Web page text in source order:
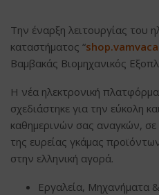
Την έναρξη λειτουργίας του
καταστήματος “
Βαμβακάς Βιομηχανικός
Η νέα ηλεκτρονική
σχεδιάστηκε για την εύκολη
καθημερινών σας αναγκών, σε
της ευρείας γκάμας
στην ελληνική αγορά.
Εργαλεία, Μηχανήματα